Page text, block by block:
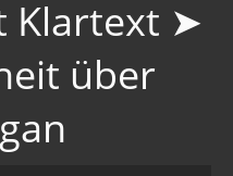
Klartext ➤
über